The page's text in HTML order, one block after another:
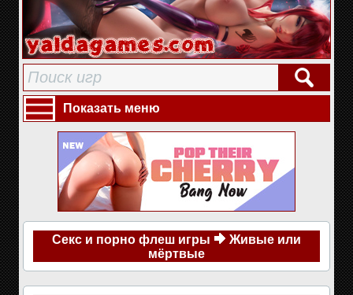
Показать меню
Секс и порно флеш игры
Живые или
мёртвые